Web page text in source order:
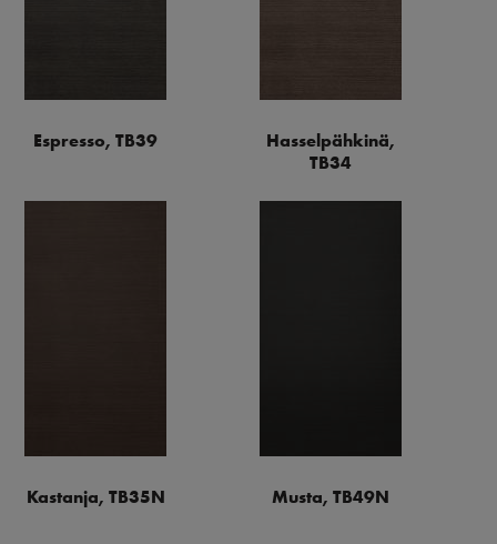
Espresso, TB39
Hasselpähkinä,
TB34
Kastanja, TB35N Musta, TB49N